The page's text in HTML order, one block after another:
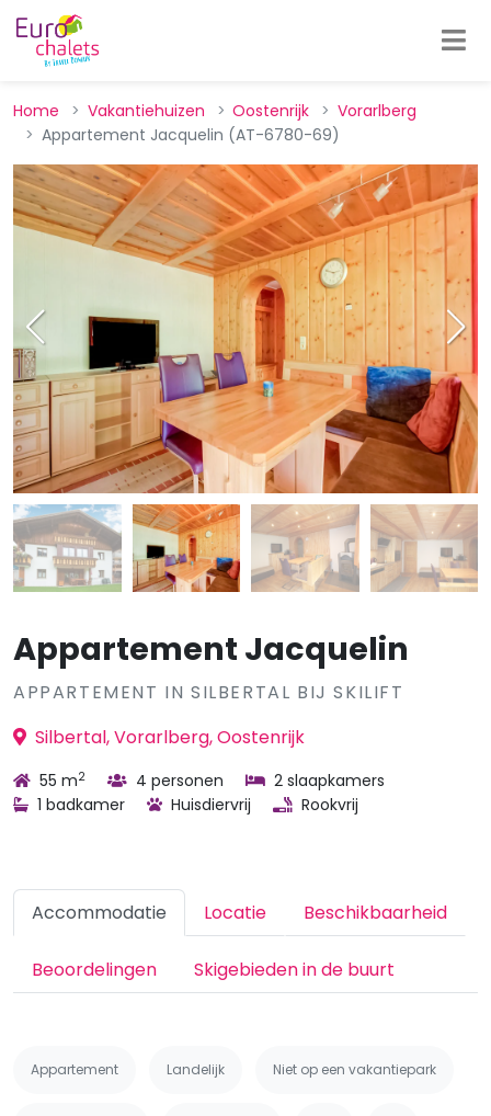
Home Vakantiehuizen Oostenrijk
Vorarlberg
Appartement Jacquelin (AT-6780-69)
Appartement Jacquelin
APPARTEMENT IN SILBERTAL BIJ SKILIFT
Silbertal, Vorarlberg, Oostenrijk
55 m2 4 personen
2 slaapkamers
1 badkamer
Huisdiervrij Rookvrij
Accommodatie Locatie Beschikbaarheid
Beoordelingen Skigebieden in de buurt
Appartement Landelijk Niet op een vakantiepark